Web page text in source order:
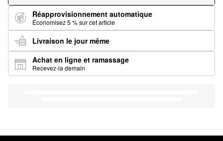
Réapprovisionnement automatique
Économisez 5 % sur cet article
Livraison le jour même
Achat en ligne et ramassage
Recevez-la demain